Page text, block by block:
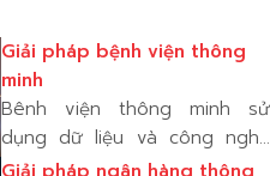
Giải pháp bệnh viện thông
minh
Bênh viện thông minh sử
dụng dữ liệu và công nghệ
để tăng tốc và nâng cao